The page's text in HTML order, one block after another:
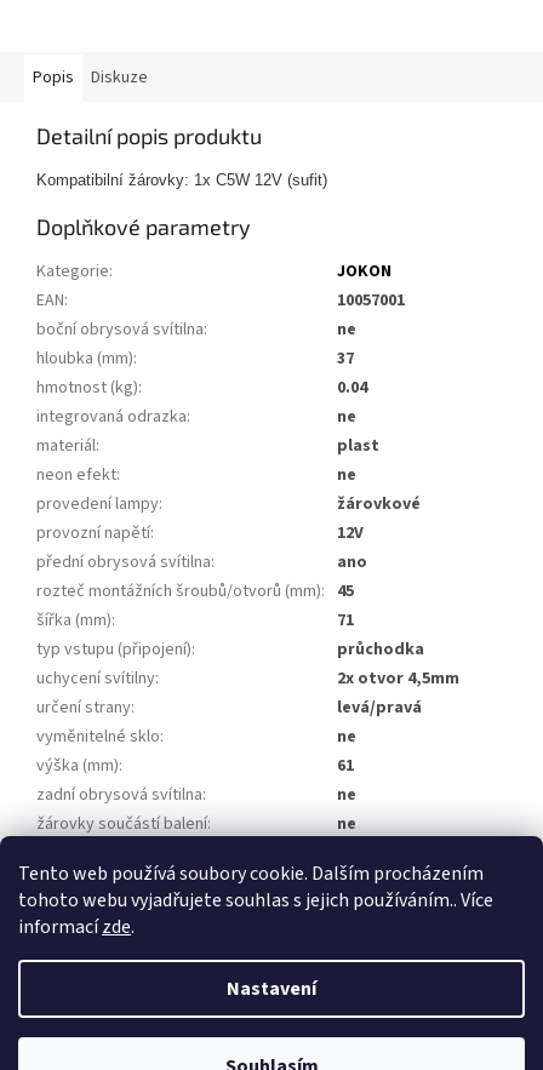
Tento web používá soubory cookie. Dalším procházením
tohoto webu vyjadřujete souhlas s jejich používáním.. Více
informacízde.
Nastavení
Popis Diskuze
Detailní popis produktu
Kompatibilní žárovky: 1x C5W 12V (sufit)
Doplňkové parametry
Kategorie:
JOKON
EAN:
10057001
boční obrysová svítilna:
ne
hloubka (mm):
37
hmotnost (kg):
0.04
integrovaná odrazka:
ne
materiál:
plast
neon efekt:
ne
provedení lampy:
žárovkové
provozní napětí:
12V
přední obrysová svítilna:
ano
rozteč montážních šroubů/otvorů (mm): 45
šířka (mm):
71
typ vstupu (připojení):
průchodka
uchycení svítilny:
2x otvor 4,5mm
určení strany:
levá/pravá
vyměnitelné sklo:
ne
výška (mm):
61
zadní obrysová svítilna:
ne
žárovky součástí balení:
ne
Copyright 2026Přívěsy za auto, přívěsné vozíky. Všechna práva